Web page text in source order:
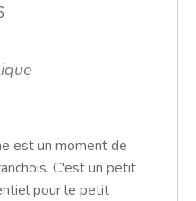
est un moment de
C'est un petit
pour le petit